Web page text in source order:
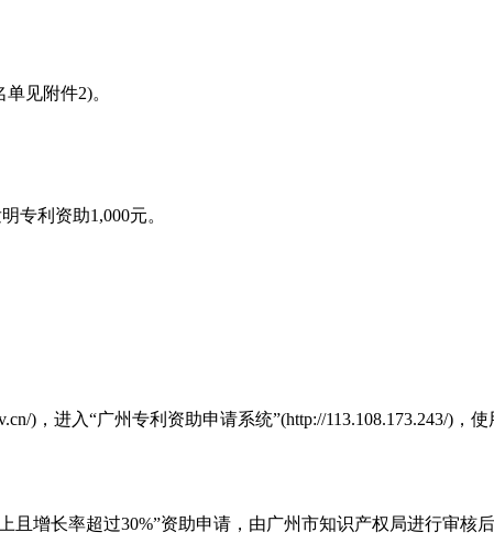
见附件2)。
专利资助1,000元。
)，进入“广州专利资助申请系统”(http://113.108.173.243/)
且增长率超过30%”资助申请，由广州市知识产权局进行审